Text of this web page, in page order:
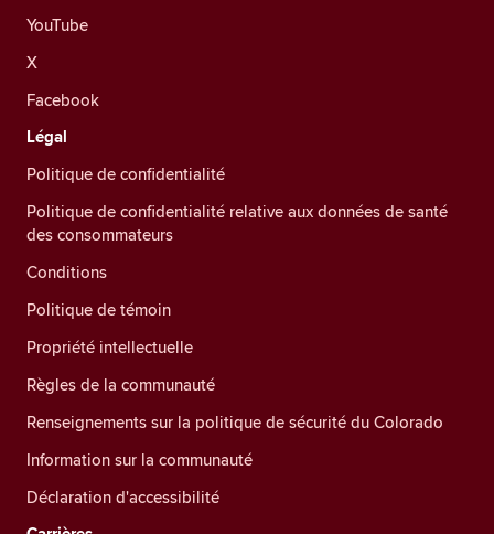
YouTube
X
Facebook
Légal
Politique de confidentialité
Politique de confidentialité relative aux données de santé
des consommateurs
Conditions
Politique de témoin
Propriété intellectuelle
Règles de la communauté
Renseignements sur la politique de sécurité du Colorado
Information sur la communauté
Déclaration d'accessibilité